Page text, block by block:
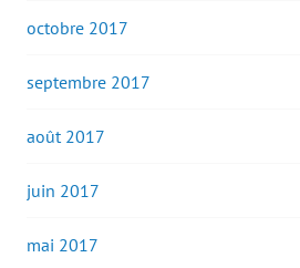
octobre 2017
septembre 2017
août 2017
juin 2017
mai 2017